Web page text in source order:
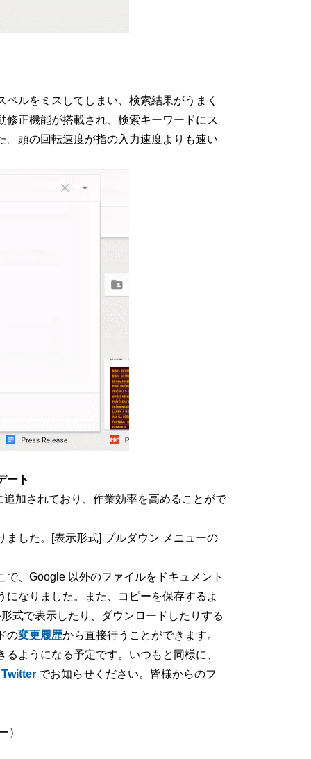
ルをミスしてしまい、検索結果がうまく
正機能が搭載され、検索キーワードにス
頭の回転速度が指の入力速度よりも速い
ート
加されており、作業効率を高めることがで
ました。[表示形式] プルダウン メニューの
、Google 以外のファイルをドキュメント
なりました。また、コピーを保存するよ
式で表示したり、ダウンロードしたりする
の変更履歴から直接行うことができます。
ようになる予定です。いつもと同様に、
Twitter でお知らせください。皆様からのフ
）